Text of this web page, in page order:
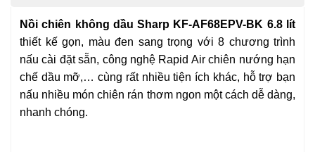
Nồi chiên không dầu Sharp KF-AF68EPV-BK 6.8 lít
thiết kế gọn, màu đen sang trọng với 8 chương trình
nấu cài đặt sẵn, công nghệ Rapid Air chiên nướng hạn
chế dầu mỡ,… cùng rất nhiều tiện ích khác, hỗ trợ bạn
nấu nhiều món chiên rán thơm ngon một cách dễ dàng,
nhanh chóng.